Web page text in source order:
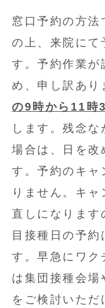
窓口予約の方法
の上、来院にて
す。予約作業が
め、申し訳あり
の9時から11時
します。残念
場合は、日を改
す。予約のキャ
りません。キャ
直しになります
目接種日の予
す。早急にワク
は集団接種会場
をご検討いただ